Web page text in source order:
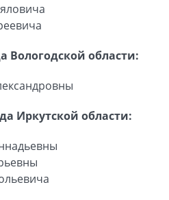
Вологодской области:
Иркутской области: